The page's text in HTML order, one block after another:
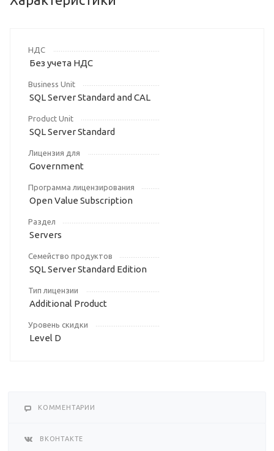
НДС
Без учета НДС
Business Unit
SQL Server Standard and CAL
Product Unit
SQL Server Standard
Лицензия для
Government
Программа лицензирования
Open Value Subscription
Раздел
Servers
Семейство продуктов
SQL Server Standard Edition
Тип лицензии
Additional Product
Уровень скидки
Level D
КОММЕНТАРИИ
ВКОНТАКТЕ